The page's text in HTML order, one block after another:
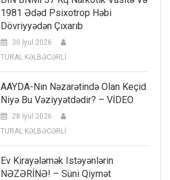
1981 Ədəd Psixotrop Həbi
Dövriyyədən Çıxarıb
30 İyul 2026
TURAL KƏLBƏCƏRLİ
AAYDA-Nın Nəzarətində Olan Keçid
Niyə Bu Vəziyyətdədir? – VİDEO
28 İyul 2026
TURAL KƏLBƏCƏRLİ
Ev Kirayələmək Istəyənlərin
NƏZƏRİNƏ! – Süni Qiymət